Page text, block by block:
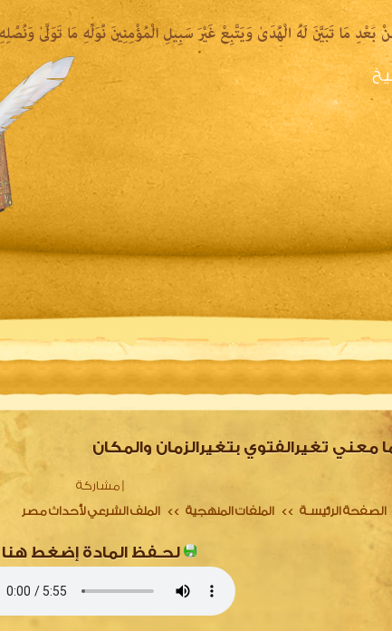
الشيخ المكتبة المقروءة المكتبة الصوتية
معني تغيرالفتوي بتغيرالزمان والمكان
مشاركة
الصفحة الرئيسـة >> الملفات المنهجية >> الملف الشرعي لأحداث مصر
لحـفظ المادة إضغط هنا
دعونا نتصارح في ظل الأحداث